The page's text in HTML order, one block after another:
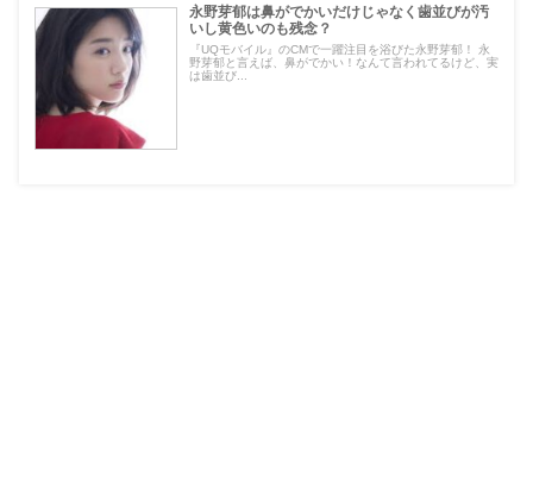
永野芽郁は鼻がでかいだけじゃなく歯並びが汚
いし黄色いのも残念？
『UQモバイル』のCMで一躍注目を浴びた永野芽郁！ 永
野芽郁と言えば、鼻がでかい！なんて言われてるけど、実
は歯並び...